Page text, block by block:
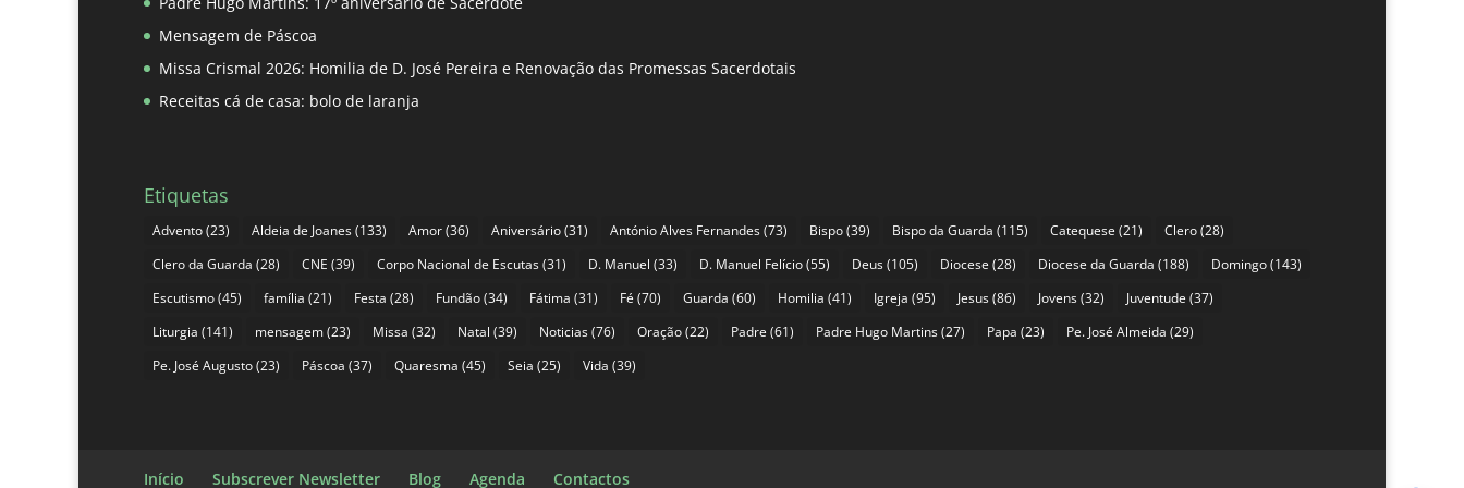
Mensagem de Páscoa
Missa Crismal 2026: Homilia de D. José Pereira e Renovação das Promessas Sacerdotais
Receitas cá de casa: bolo de laranja
Etiquetas
Advento(23) Aldeia de Joanes(133) Amor(36) Aniversário(31) António Alves Fernandes(73) Bispo(39) Bispo da Guarda (115) Catequese (21) Clero(28)
Clero da Guarda (28) CNE (39) Corpo Nacional de Escutas(31) D. Manuel (33) D. Manuel Felício(55) Deus(105) Diocese (28) Diocese da Guarda (188) Domingo(143)
Escutismo(45) família (21) Festa (28) Fundão(34) Fátima (31) Fé (70) Guarda (60) Homilia (41) Igreja (95) Jesus(86) Jovens(32) Juventude (37)
Liturgia (141) mensagem(23) Missa (32) Natal (39) Noticias(76) Oração(22) Padre (61) Padre Hugo Martins(27) Papa (23) Pe. José Almeida (29)
Pe. José Augusto(23) Páscoa (37) Quaresma (45) Seia (25) Vida (39)
Início Subscrever Newsletter Blog Agenda Contactos